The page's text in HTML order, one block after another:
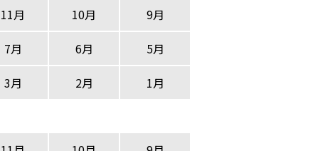
11月 10月
9月
7月 6月
5月
3月 2月
1月